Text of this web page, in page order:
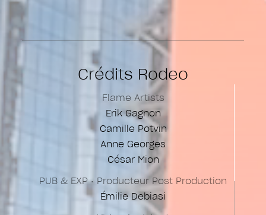
Crédits Rodeo
Flame Artists
Erik Gagnon
Camille Potvin
Anne Georges
César Mion
PUB & EXP • Producteur Post Production
Émilie Debiasi